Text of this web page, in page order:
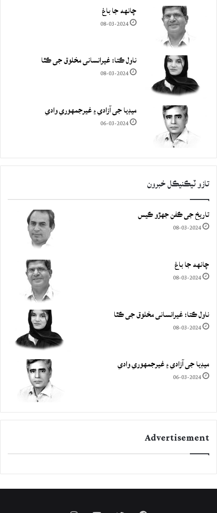
چانهه جا باغ
08-03-2024
ناول ڪتا: غيرانساني مخلوق جي ڪٿا
08-03-2024
ميڊيا جي آزادي ۽ غيرجمھوري وادي
06-03-2024
تازو ٽيڪنيڪل خبرون
تاريخ جي ڪفن جھڙو ڪيس
08-03-2024
چانهه جا باغ
08-03-2024
ناول ڪتا: غيرانساني مخلوق جي ڪٿا
08-03-2024
ميڊيا جي آزادي ۽ غيرجمھوري وادي
06-03-2024
Advertisement